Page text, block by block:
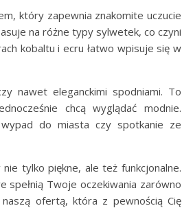
który zapewnia znakomite uczucie
na różne typy sylwetek, co czyni
kobaltu i ecru łatwo wpisuje się w
nawet eleganckimi spodniami. To
chcą wyglądać modnie.
do miasta czy spotkanie ze
tylko piękne, ale też funkcjonalne.
Twoje oczekiwania zarówno
ofertą, która z pewnością Cię